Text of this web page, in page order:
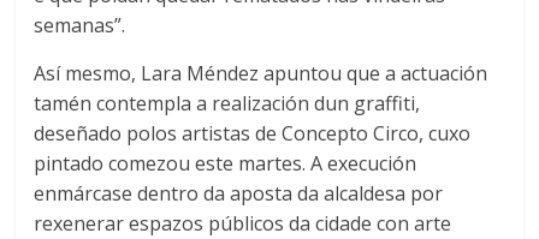
semanas”.
Así mesmo, Lara Méndez apuntou que a actuación
tamén contempla a realización dun graffiti,
deseñado polos artistas de Concepto Circo, cuxo
pintado comezou este martes. A execución
enmárcase dentro da aposta da alcaldesa por
rexenerar espazos públicos da cidade con arte